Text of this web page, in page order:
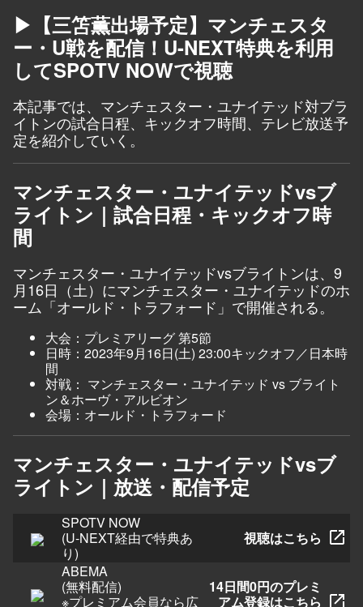
▶【三笘薫出場予定】マンチェスタ
ー・U戦を配信！U-NEXT特典を利用
してSPOTV NOWで視聴
本記事では、マンチェスター・ユナイテッド対ブラ
イトンの試合日程、キックオフ時間、テレビ放送予
定を紹介していく。
マンチェスター・ユナイテッドvsブ
ライトン｜試合日程・キックオフ時
間
マンチェスター・ユナイテッドvsブライトンは、9
月16日（土）にマンチェスター・ユナイテッドのホ
ーム「オールド・トラフォード」で開催される。
大会：プレミアリーグ 第5節
日時：2023年9月16日(土) 23:00キックオフ／日本時
間
対戦： マンチェスター・ユナイテッド vs ブライト
ン＆ホーヴ・アルビオン
会場：オールド・トラフォード
マンチェスター・ユナイテッドvsブ
ライトン｜放送・配信予定
SPOTV NOW
(U-NEXT経由で特典あ
り)
視聴はこちら
ABEMA
(無料配信)
※プレミアム会員なら広
14日間0円のプレミ
アム登録はこちら